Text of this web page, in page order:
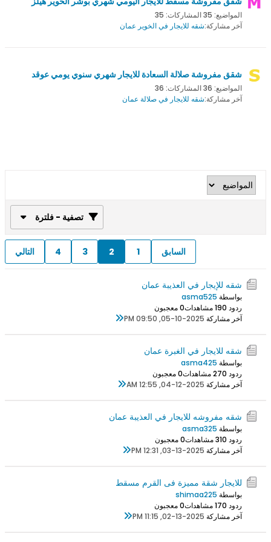
المواضيع: 35 المشاركات: 35
آخر مشاركة:شقه للايجار في الخوير عمان
شقق مفروشة صلالة السعادة للايجار شهري سنوي يومي عوقد
المواضيع: 36 المشاركات: 36
آخر مشاركة:شقه للايجار في صلالة عمان
تصفية - فلترة
السابق 1
2
3
4 التالي
شقه للإيجار في العذيبة عمان
بواسطة asma525
ردود 0
19 مشاهدات
0 معجبون
آخر مشاركة 05-10-2025, 09:50 PM
شقه للايجار في الغبرة عمان
بواسطة asma425
ردود 0
27 مشاهدات
0 معجبون
آخر مشاركة 04-12-2025, 12:55 AM
شقه مفروشه للايجار في العذيبة عمان
بواسطة asma325
ردود 0
31 مشاهدات
0 معجبون
آخر مشاركة 03-13-2025, 12:31 PM
للايجار شقة مميزة فى القرم مسقط
بواسطة shimaa225
ردود 0
17 مشاهدات
0 معجبون
آخر مشاركة 02-13-2025, 11:15 PM